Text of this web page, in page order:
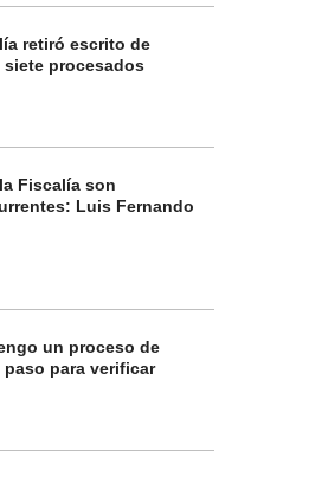
retiró escrito de
procesados
Fiscalía son
Luis Fernando
un proceso de
paso para verificar